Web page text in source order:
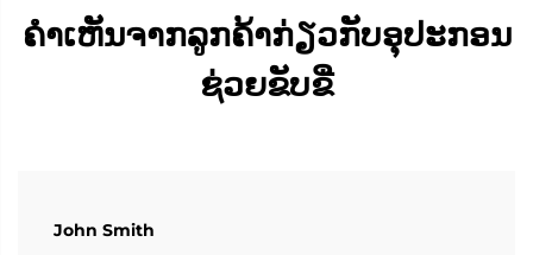
ຄຳເຫັນຈາກລູກຄ້າກ່ຽວກັບອຸປະກອນ
ຊ່ວຍຂັບຂີ່
John Smith